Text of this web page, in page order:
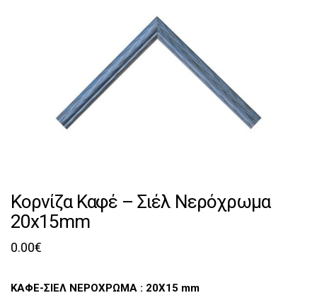
Κορνίζα Καφέ – Σιέλ Νερόχρωμα
20x15mm
0.00€
ΚΑΦΕ-ΣΙΕΛ ΝΕΡΟΧΡΩΜΑ : 20Χ15 mm